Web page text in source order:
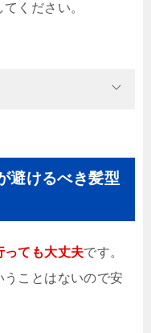
ください。
避けるべき髪型
っても大丈夫です。
ことはないので安